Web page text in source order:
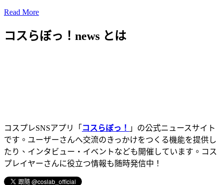
Read More
コスらぼっ！news とは
コスプレSNSアプリ「 コスらぼっ！ 」の公式ニュースサイト
です。ユーザーさんへ交流のきっかけをつくる機能を提供し
たり、インタビュー・イベントなども開催しています。コス
プレイヤーさんに役立つ情報も随時発信中！